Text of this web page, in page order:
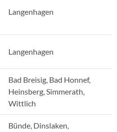
Langenhagen
Langenhagen
Bad Breisig, Bad Honnef,
Heinsberg, Simmerath,
Wittlich
Bünde, Dinslaken,